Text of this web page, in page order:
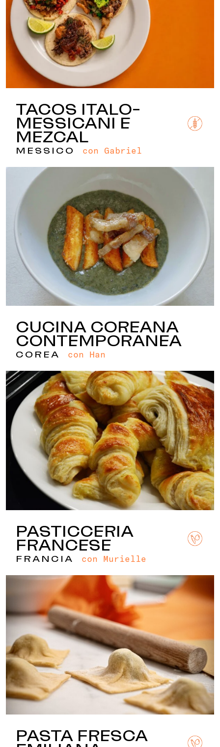
TACOS ITALO-
MESSICANI E
MEZCAL
MESSICO con Gabriel
CUCINA COREANA
CONTEMPORANEA
COREA con Han
PASTICCERIA
FRANCESE
FRANCIA con Murielle
PASTA FRESCA